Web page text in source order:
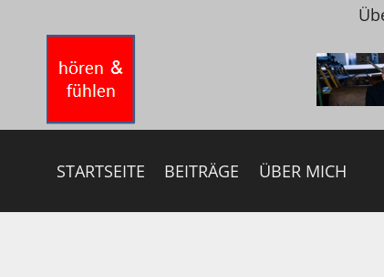
springen
STARTSEITE BEITRÄGE ÜBER MICH